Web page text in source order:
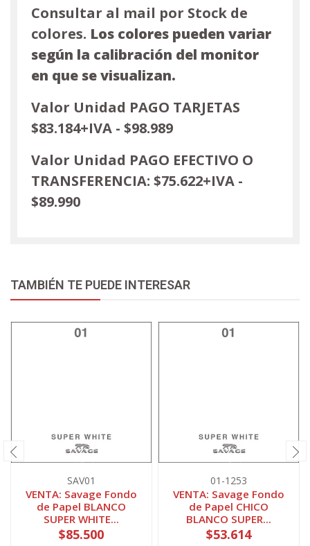
Consultar al mail por Stock de
colores. Los colores pueden variar
según la calibración del monitor
en que se visualizan.
Valor Unidad PAGO TARJETAS
$83.184+IVA - $98.989
Valor Unidad PAGO EFECTIVO O
TRANSFERENCIA: $75.622+IVA -
$89.990
TAMBIÉN TE PUEDE INTERESAR
SAV01
VENTA: Savage Fondo
de Papel BLANCO
SUPER WHITE...
$85.500
01-1253
VENTA: Savage Fondo
de Papel CHICO
BLANCO SUPER...
$53.614